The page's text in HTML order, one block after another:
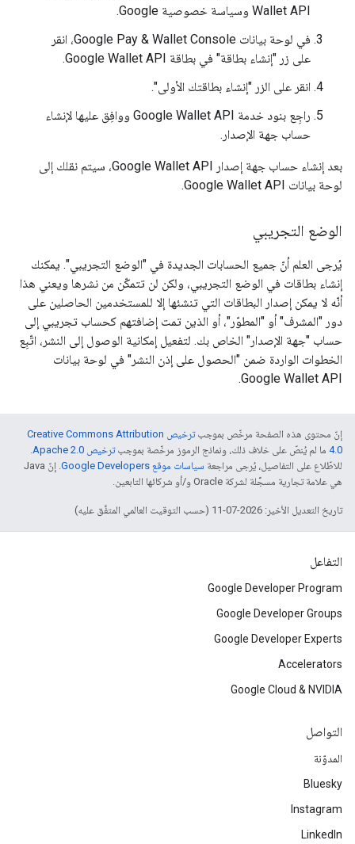
Wallet API وسياسة خصوصية Google.
في لوحة بيانات Google Pay & Wallet Console، انقر
على زر "إنشاء بطاقة" في بطاقة Google Wallet API.
انقر على الزر "إنشاء بطاقتك الأولى".
راجِع بنود خدمة Google Wallet API ووافِق عليها لإنشاء
حساب جهة الإصدار.
بعد إنشاء حساب جهة إصدار Google Wallet API، سيتم نقلك إلى
لوحة بيانات Google Wallet API.
الوضع التجريبي
يُرجى العلم أنّ جميع الحسابات الجديدة في "الوضع التجريبي". يمكنك
إنشاء بطاقات في الوضع التجريبي، ولكن لن تتمكّن من نشرها ويعني هذا
أنّه لا يمكن إصدار البطاقات التي تنشئها إلا للمستخدمين الحاصلين على
دور "المشرف" أو "المطوّر"، أو الذين تمت إضافتهم كحساب تجريبي إلى
حساب "جهة الإصدار" الخاص بك. لتفعيل إمكانية الوصول إلى النشر، اتّبِع
الخطوات الواردة ضمن "الحصول على إذن النشر" في لوحة بيانات
Google Wallet API.
إنّ محتوى هذه الصفحة مرخّص بموجب
ترخيص Creative Commons Attribution
4.0‏ ما لم يُنصّ على خلاف ذلك، ونماذج الرموز مرخّصة بموجبترخيص Apache 2.0‏
.
للاطّلاع على التفاصيل، يُرجى مراجعة سياسات موقع Google Developers‏
. إنّ Java
هي علامة تجارية مسجَّلة لشركة Oracle و/أو شركائها التابعين.
تاريخ التعديل الأخير: 2026-07-11 (حسب التوقيت العالمي المتفَّق عليه)
التفاعل
Google Developer Program
Google Developer Groups
Google Developer Experts
Accelerators
Google Cloud & NVIDIA
التواصل
المدوّنة
Bluesky
Instagram
LinkedIn